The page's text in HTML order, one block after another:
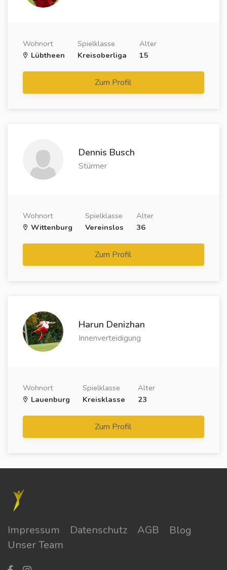
Wohnort
Lübtheen
Spielklasse
Kreisoberliga
Alter
15
Zum Profil
Dennis Busch
Stürmer
Wohnort
Wittenburg
Spielklasse
Vereinslos
Alter
36
Zum Profil
Harun Denizhan
Innenverteidigung
Wohnort
Lauenburg
Spielklasse
Kreisklasse
Alter
23
Zum Profil
Impressum Datenschutz AGB
Blog
Unser Team